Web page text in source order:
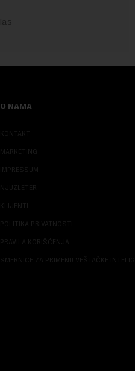
O NAMA
KONTAKT
MARKETING
IMPRESSUM
NJUZLETER
KLIJENTI
POLITIKA PRIVATNOSTI
PRAVILA KORIŠĆENJA
SMERNICE ZA PRIMENU VEŠTAČKE